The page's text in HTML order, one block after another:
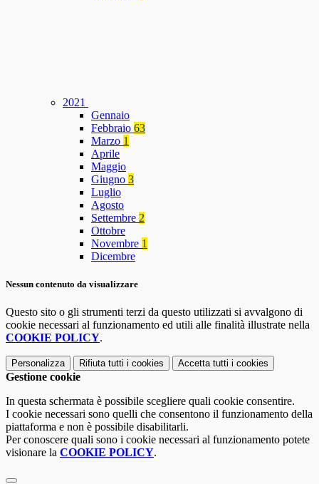
2021
Gennaio
Febbraio 63
Marzo 1
Aprile
Maggio
Giugno 3
Luglio
Agosto
Settembre 2
Ottobre
Novembre 1
Dicembre
Nessun contenuto da visualizzare
Questo sito o gli strumenti terzi da questo utilizzati si avvalgono di
cookie necessari al funzionamento ed utili alle finalità illustrate nella
COOKIE POLICY.
Personalizza Rifiuta tutti i cookies Accetta tutti i cookies
Gestione cookie
In questa schermata è possibile scegliere quali cookie consentire.
I cookie necessari sono quelli che consentono il funzionamento della
piattaforma e non è possibile disabilitarli.
Per conoscere quali sono i cookie necessari al funzionamento potete
visionare la COOKIE POLICY.